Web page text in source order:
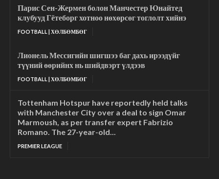
Парис Сен-Жермен болон Манчестер Юнайтед
клубууд Гётеборг хотноо нөхөрсөг тоглолт хийнэ
FOOTBALL | ХӨЛБӨМБӨГ
Лионель Мессигийн шигшээ баг дахь ирээдүйг
түүний өөрийнх нь шийдвэрт үлдээв
FOOTBALL | ХӨЛБӨМБӨГ
Tottenham Hotspur have reportedly held talks
with Manchester City over a deal to sign Omar
Marmoush, as per transfer expert Fabrizio
Romano. The 27-year-old...
PREMIER LEAGUE